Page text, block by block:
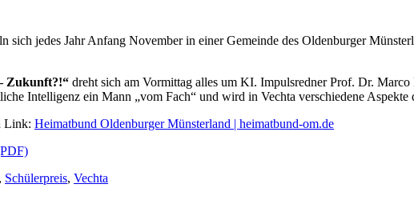
jedes Jahr Anfang November in einer Gemeinde des Oldenburger
Zukunft?!“ dreht sich am Vormittag alles um KI. Impulsredner Prof. Dr.
Intelligenz ein Mann „vom Fach“ und wird in Vechta verschiedene Aspekte
Link: Heimatbund Oldenburger Münsterland | heimatbund-om.de
, Schülerpreis, Vechta